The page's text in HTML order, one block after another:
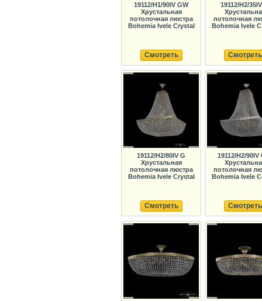
19112/H1/90IV GW
Хрустальная
потолочная люстра
Bohemia Ivele Crystal
Смотреть
19112/H2/
потолочная
Bohemia Ivele
Смотреть
19112/H2/80IV G
Хрустальная
потолочная люстра
Bohemia Ivele Crystal
Смотреть
19112/H2/90IV
потолочная
Bohemia Ivele
Смотреть